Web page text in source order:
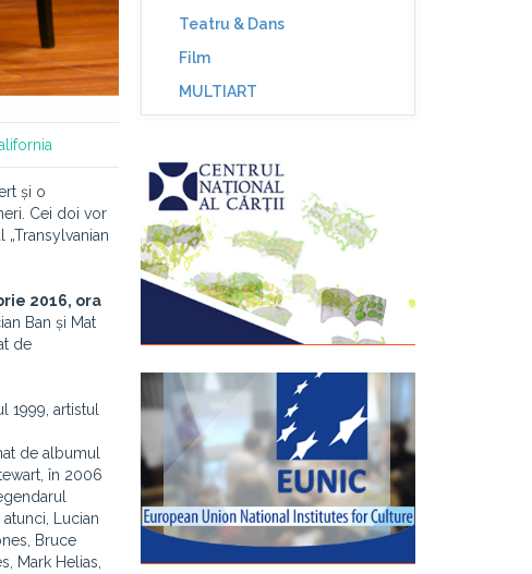
și o
Cei doi vor
2016, ora
Ban și Mat
de
1999, artistul
de albumul
în 2006
Lucian
Bruce
Mark Helias,
Teatru & Dans
Film
MULTIART